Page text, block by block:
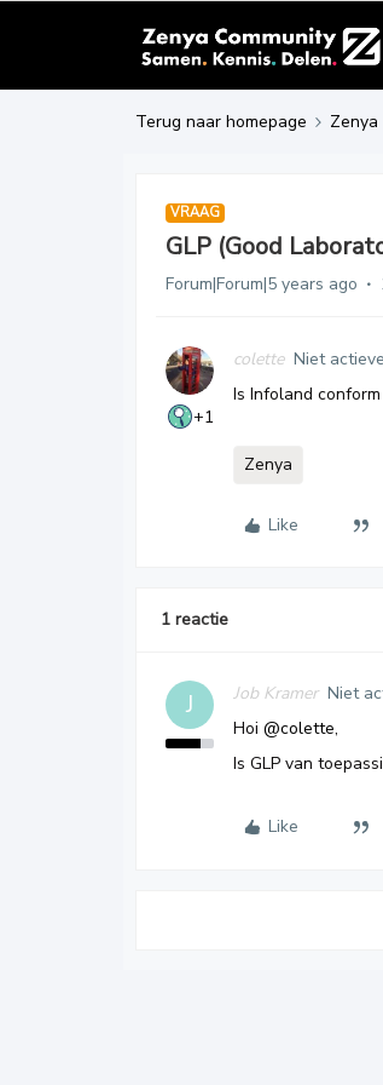
Terug naar homepage Zenya
VRAAG
GLP (Good
Forum|Forum|5 years ago
+1
colette Niet
Is Infoland
Zenya
Like
1 reactie
J Job Kramer Niet
Hoi @colette,
Is GLP van
Like